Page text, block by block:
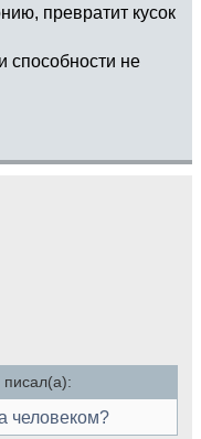
превратит кусок
способности не
писал(а):
человеком?